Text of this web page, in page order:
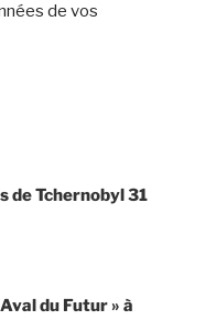
de vos
de Tchernobyl 31
du Futur » à